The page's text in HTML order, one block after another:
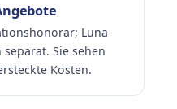
Luna
Sie sehen
Kosten.